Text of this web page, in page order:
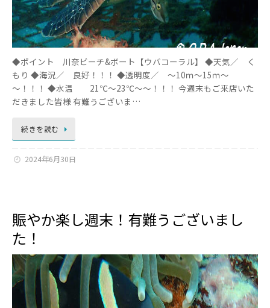
◆ポイント 川奈ビーチ&ボート【ウバコーラル】 ◆天気／ く
もり ◆海況／ 良好！！！ ◆透明度／ ～10ｍ～15ｍ～
～！！！ ◆水温 21℃～23℃～～！！！ 今週末もご来店いた
だきました皆様 有難うございま…
続きを読む
2024年6月30日
賑やか楽し週末！有難うございまし
た！